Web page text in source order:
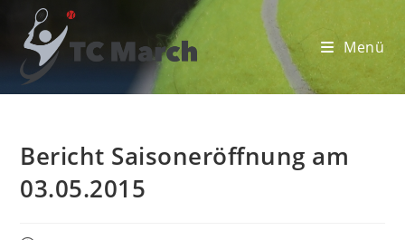
Inhalt
springen
Menü
Bericht Saisoneröffnung am
03.05.2015